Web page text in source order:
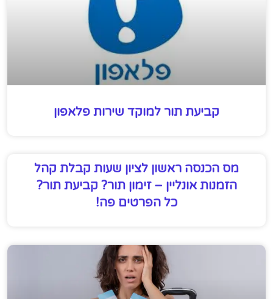
קביעת תור למוקד שירות פלאפון
מס הכנסה ראשון לציון שעות קבלת קהל
הזמנות אונליין – זימון תור? קביעת תור?
כל הפרטים פה!